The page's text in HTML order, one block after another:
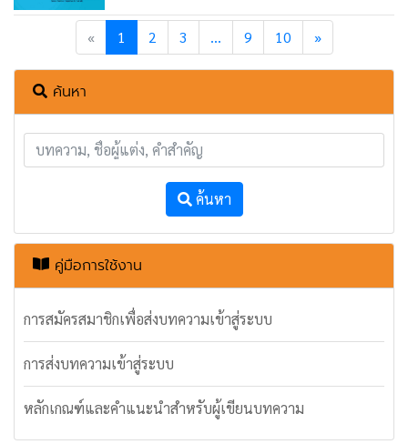
«Previous
1 2 3 ... 9 10 »Next
ค้นหา
ค้นหา
คู่มือการใช้งาน
การสมัครสมาชิกเพื่อส่งบทความเข้าสู่ระบบ
การส่งบทความเข้าสู่ระบบ
หลักเกณฑ์และคำแนะนำสำหรับผู้เขียนบทความ